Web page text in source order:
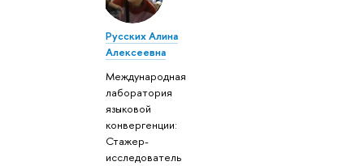
Русских Алина
Алексеевна
Международная
лаборатория
языковой
конвергенции:
Стажер-
исследователь